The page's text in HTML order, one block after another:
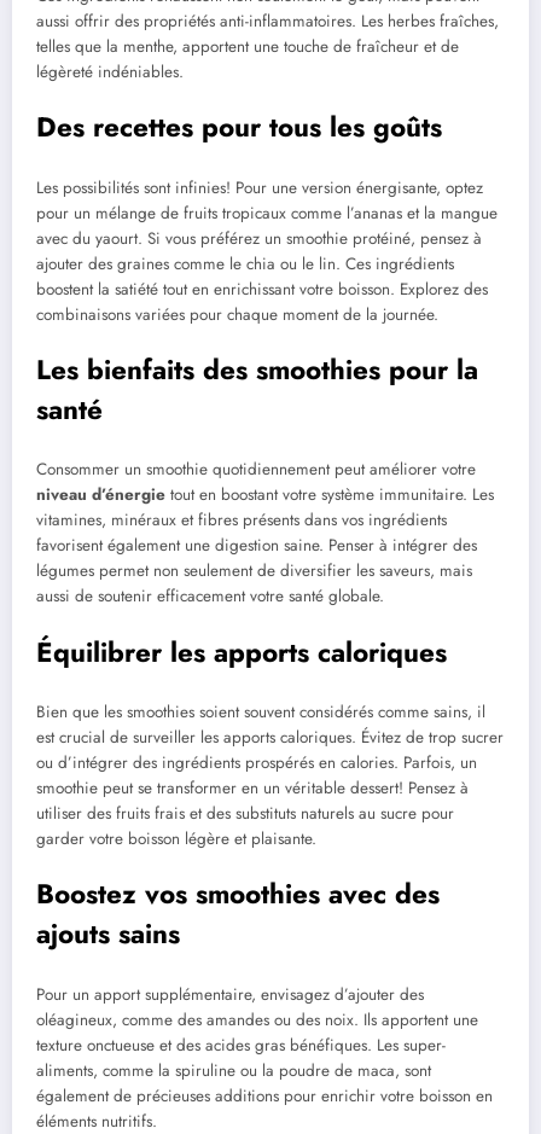
aussi offrir des propriétés anti-inflammatoires. Les herbes fraîches,
telles que la menthe, apportent une touche de fraîcheur et de
légèreté indéniables.
Des recettes pour tous les goûts
Les possibilités sont infinies! Pour une version énergisante, optez
pour un mélange de fruits tropicaux comme l’ananas et la mangue
avec du yaourt. Si vous préférez un smoothie protéiné, pensez à
ajouter des graines comme le chia ou le lin. Ces ingrédients
boostent la satiété tout en enrichissant votre boisson. Explorez des
combinaisons variées pour chaque moment de la journée.
Les bienfaits des smoothies pour la
santé
Consommer un smoothie quotidiennement peut améliorer votre
niveau d’énergie tout en boostant votre système immunitaire. Les
vitamines, minéraux et fibres présents dans vos ingrédients
favorisent également une digestion saine. Penser à intégrer des
légumes permet non seulement de diversifier les saveurs, mais
aussi de soutenir efficacement votre santé globale.
Équilibrer les apports caloriques
Bien que les smoothies soient souvent considérés comme sains, il
est crucial de surveiller les apports caloriques. Évitez de trop sucrer
ou d’intégrer des ingrédients prospérés en calories. Parfois, un
smoothie peut se transformer en un véritable dessert! Pensez à
utiliser des fruits frais et des substituts naturels au sucre pour
garder votre boisson légère et plaisante.
Boostez vos smoothies avec des
ajouts sains
Pour un apport supplémentaire, envisagez d’ajouter des
oléagineux, comme des amandes ou des noix. Ils apportent une
texture onctueuse et des acides gras bénéfiques. Les super-
aliments, comme la spiruline ou la poudre de maca, sont
également de précieuses additions pour enrichir votre boisson en
éléments nutritifs.